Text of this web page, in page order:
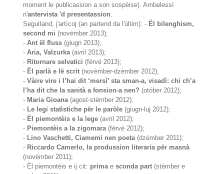
moment le publicassion a son sospèise). Ambelessì
n'antervista 'd presentassion.
Seguitand, j'artìcoj (an partend da l'ùltim): - Ël bilenghism,
second mi (novèmber 2013);
-Ant ël fluss (giugn 2013);
-Aria, Valzurka(avril 2013);
- Ritornare selvatici (fërvé 2013);
- Ël parlà e lë scrit (novèmber-dzèmber 2012);
-Vàire vire i l’hai dit ‘mersì’ sta sman-a, visadì: chi ch’a
l’ha dit che la sanità a fonsion-a nen? (otóber 2012);
- Maria Gioana(agost-stèmber 2012);
- Le legi statìstiche për le paròle (giugn-luj 2012);
- Ël piemontèis e la lege (avril 2012);
- Piemontèis a la zigomara(fërvé 2012);
- Lino Vaschetti, Ciamemi nen poeta(dzèmber 2011);
- Riccardo Camerlo, la produssion literaria për masnà
(novèmber 2011);
- Ël piemontèis e ij cit: primaesconda part (stèmber e